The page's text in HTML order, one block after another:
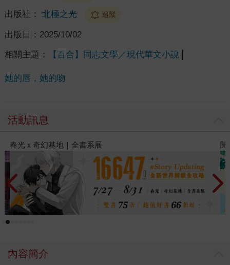
出版社： 北極之光 追蹤
出版日： 2025/10/02
相關主題： 【百合】同志文學／現代華文小說
她的唇，她的吻
活動訊息
閱讀漫遊錄-2026上半年暢銷榜
內容簡介